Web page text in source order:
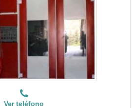
Ver teléfono